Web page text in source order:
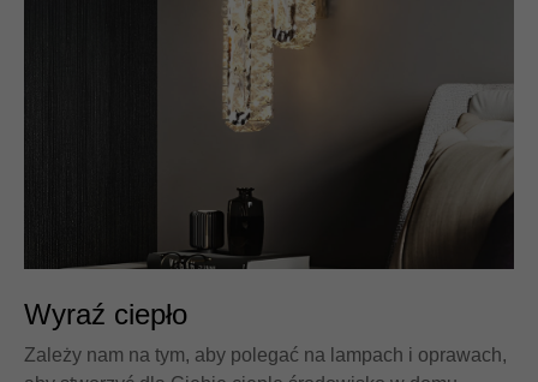
Wyraź ciepło
Zależy nam na tym, aby polegać na lampach i oprawach,